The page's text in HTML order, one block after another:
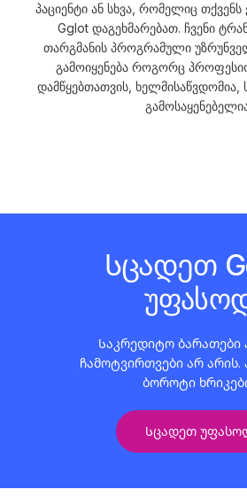
პაციენტი ან სხვა, რომელიც თქვენს
Gglot დაგეხმარებათ. ჩვენი
თარგმანის პროგრამული
გამოიყენება როგორც
დამწყებთათვის, ხელმისაწვდომია,
Სცადეთ
Საკრედიტო ბარათები
ჩამოტვირთვები არ არის.
ბოროტი
Სცადეთ